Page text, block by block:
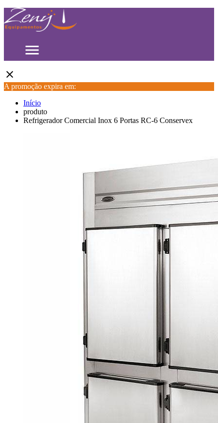
menu
close
A promoção expira em:
Início
produto
Refrigerador Comercial Inox 6 Portas RC-6 Conservex